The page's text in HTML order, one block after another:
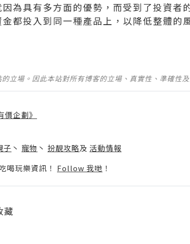
為具有多方面的優勢，而受到了投資者
都投入到同一種產品上，以降低整體的
立場。因此本站對所有博客的立場、真實性、準確性
企劃》
子 丶 寵物 丶 扮靚攻略及 活動情報
喝玩樂資訊！ Follow 我哋 ！
藏